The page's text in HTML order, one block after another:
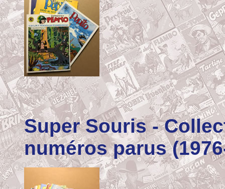
Super Souris-
numéros parus